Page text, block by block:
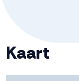
Opzegtermijn:
6 maanden, voor
Kaart